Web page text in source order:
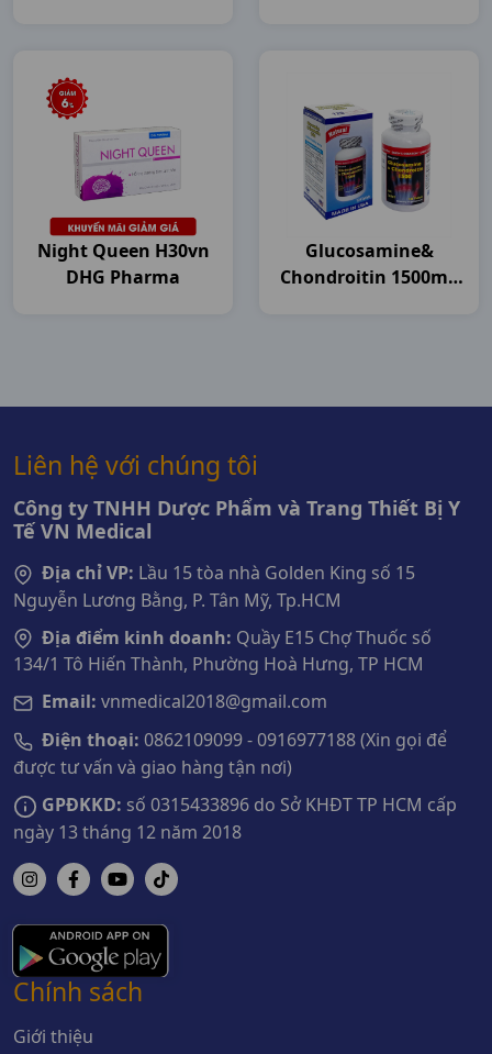
Night Queen H30vn
DHG Pharma
Glucosamine&
Chondroitin 1500mg
Liên hệ với chúng tôi
Công ty TNHH Dược Phẩm và Trang Thiết Bị Y
Tế VN Medical
Địa chỉ VP: Lầu 15 tòa nhà Golden King số 15
Nguyễn Lương Bằng, P. Tân Mỹ, Tp.HCM
Địa điểm kinh doanh: Quầy E15 Chợ Thuốc số
134/1 Tô Hiến Thành, Phường Hoà Hưng, TP HCM
Email: vnmedical2018@gmail.com
Điện thoại: 0862109099 - 0916977188 (Xin gọi để
được tư vấn và giao hàng tận nơi)
GPĐKKD: số 0315433896 do Sở KHĐT TP HCM cấp
ngày 13 tháng 12 năm 2018
Chính sách
Giới thiệu